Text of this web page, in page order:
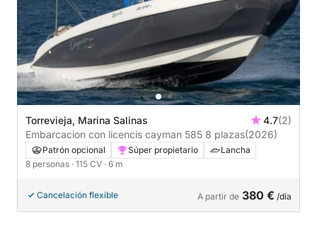
Torrevieja, Marina Salinas 4.7(2)
Embarcacion con licencis cayman 585 8 plazas(2026)
Patrón opcional Súper propietario
Lancha
8 personas · 115 CV · 6 m
Cancelación flexible A partir de 380 € /día